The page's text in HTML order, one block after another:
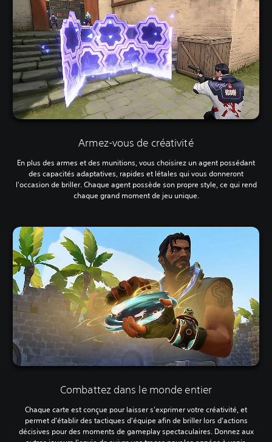
Armez-vous de créativité
En plus des armes et des munitions, vous choisirez un agent possédant
des capacités adaptatives, rapides et létales qui vous donneront
l'occasion de briller. Chaque agent possède son propre style, ce qui rend
chaque grand moment de jeu unique.
Combattez dans le monde entier
Chaque carte est conçue pour laisser s'exprimer votre créativité, et
permet d'établir des tactiques d'équipe afin de briller lors d'actions
décisives pour des moments de gameplay spectaculaires. Donnez aux